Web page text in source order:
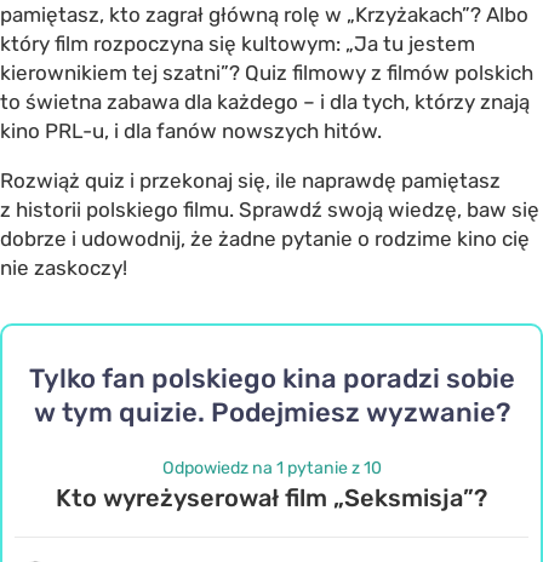
pamiętasz, kto zagrał główną rolę w „Krzyżakach”? Albo
który film rozpoczyna się kultowym: „Ja tu jestem
kierownikiem tej szatni”? Quiz filmowy z filmów polskich
to świetna zabawa dla każdego – i dla tych, którzy znają
kino PRL-u, i dla fanów nowszych hitów.
Rozwiąż quiz i przekonaj się, ile naprawdę pamiętasz
z historii polskiego filmu. Sprawdź swoją wiedzę, baw się
dobrze i udowodnij, że żadne pytanie o rodzime kino cię
nie zaskoczy!
Tylko fan polskiego kina poradzi sobie
w tym quizie. Podejmiesz wyzwanie?
Odpowiedz na 1 pytanie z 10
Kto wyreżyserował film „Seksmisja”?